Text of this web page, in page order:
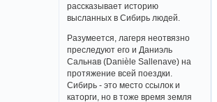
рассказывает историю
высланных в Сибирь людей.
Разумеется, лагеря неотвязно
преследуют его и Даниэль
Сальнав (Danièle Sallenave) на
протяжение всей поездки.
Сибирь - это место ссылок и
каторги, но в тоже время земля